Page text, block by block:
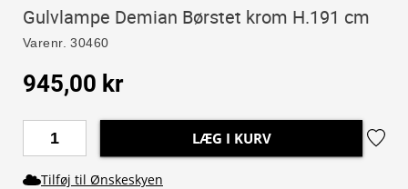
Gulvlampe Demian Børstet krom H.191 cm
Varenr. 30460
945,00 kr
LÆG I KURV
Tilføj til Ønskeskyen